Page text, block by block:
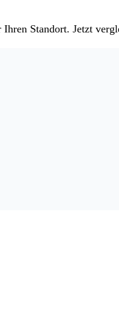
Standort. Jetzt